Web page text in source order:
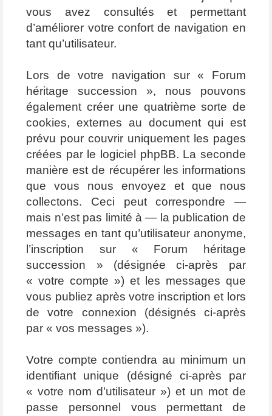
vous avez consultés et permettant
d’améliorer votre confort de navigation en
tant qu’utilisateur.
Lors de votre navigation sur « Forum
héritage succession », nous pouvons
également créer une quatrième sorte de
cookies, externes au document qui est
prévu pour couvrir uniquement les pages
créées par le logiciel phpBB. La seconde
manière est de récupérer les informations
que vous nous envoyez et que nous
collectons. Ceci peut correspondre —
mais n’est pas limité à — la publication de
messages en tant qu’utilisateur anonyme,
l’inscription sur « Forum héritage
succession » (désignée ci-après par
« votre compte ») et les messages que
vous publiez après votre inscription et lors
de votre connexion (désignés ci-après
par « vos messages »).
Votre compte contiendra au minimum un
identifiant unique (désigné ci-après par
« votre nom d’utilisateur ») et un mot de
passe personnel vous permettant de